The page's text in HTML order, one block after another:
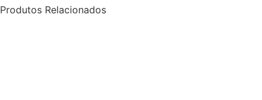
Produtos Relacionados